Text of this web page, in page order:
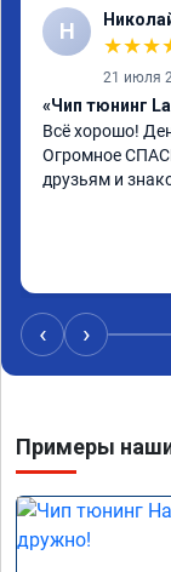
Н
★★★
21 июля
«Чип тюнинг
Всё хорошо!
Огромное
друзьям и
‹ ›
Примеры